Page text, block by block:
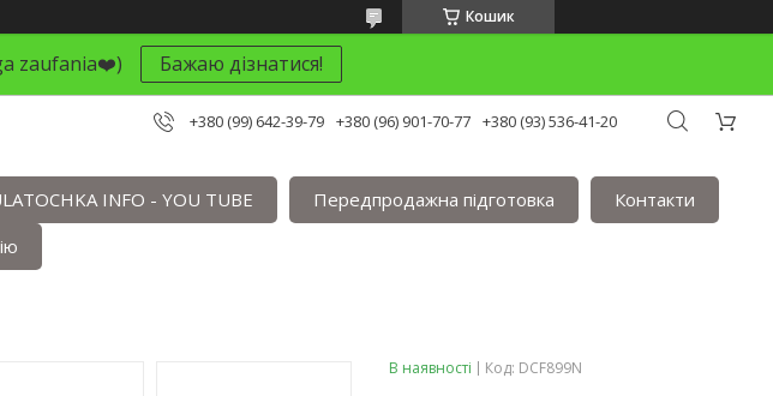
Кошик
zaufania❤️) Бажаю дізнатися!
+380 (99) 642-39-79 +380 (96) 901-70-77 +380 (93) 536-41-20
INFO - YOU TUBE Передпродажна підготовка
Контакти
В наявності Код: DCF899N